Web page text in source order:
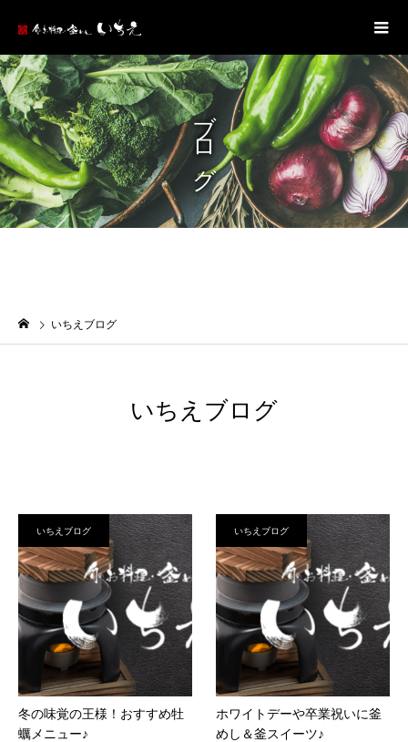
ブログ
いちえブログ
いちえブログ
いちえブログ
冬の味覚の王様！おすすめ牡
蠣メニュー♪
いちえブログ
ホワイトデーや卒業祝いに釜
めし＆釜スイーツ♪